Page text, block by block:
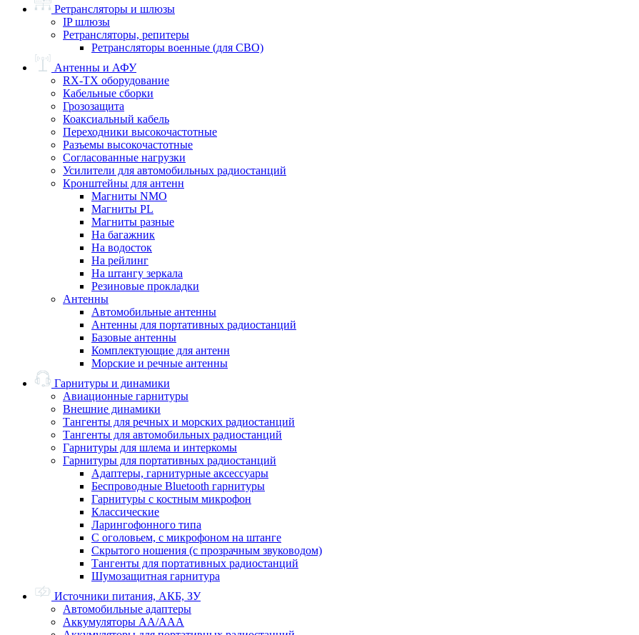
Ретрансляторы и шлюзы
IP шлюзы
Ретрансляторы, репитеры
Ретрансляторы военные (для СВО)
Антенны и АФУ
RX-TX оборудование
Кабельные сборки
Грозозащита
Коаксиальный кабель
Переходники высокочастотные
Разъемы высокочастотные
Согласованные нагрузки
Усилители для автомобильных радиостанций
Кронштейны для антенн
Магниты NMO
Магниты PL
Магниты разные
На багажник
На водосток
На рейлинг
На штангу зеркала
Резиновые прокладки
Антенны
Автомобильные антенны
Антенны для портативных радиостанций
Базовые антенны
Комплектующие для антенн
Морские и речные антенны
Гарнитуры и динамики
Авиационные гарнитуры
Внешние динамики
Тангенты для речных и морских радиостанций
Тангенты для автомобильных радиостанций
Гарнитуры для шлема и интеркомы
Гарнитуры для портативных радиостанций
Адаптеры, гарнитурные аксессуары
Беспроводные Bluetooth гарнитуры
Гарнитуры с костным микрофон
Классические
Ларингофонного типа
С оголовьем, с микрофоном на штанге
Скрытого ношения (с прозрачным звуководом)
Тангенты для портативных радиостанций
Шумозащитная гарнитура
Источники питания, АКБ, ЗУ
Автомобильные адаптеры
Аккумуляторы АА/ААА